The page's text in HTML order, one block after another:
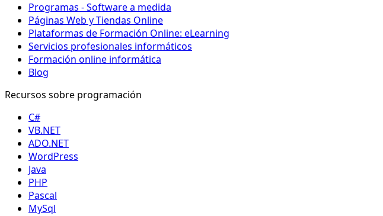
Programas - Software a medida
Páginas Web y Tiendas Online
Plataformas de Formación Online: eLearning
Servicios profesionales informáticos
Formación online informática
Blog
Recursos sobre programación
C#
VB.NET
ADO.NET
WordPress
Java
PHP
Pascal
MySql